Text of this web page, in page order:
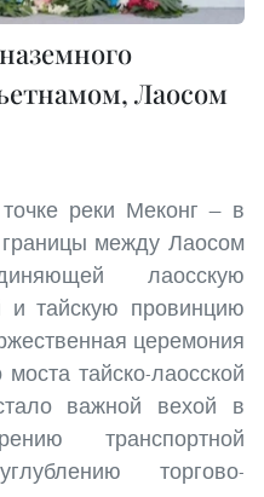
Лаосом
реки Меконг — в
границы между Лаосом
лаосскую
и тайскую провинцию
церемония
тайско-лаосской
важной вехой в
транспортной
торгово-